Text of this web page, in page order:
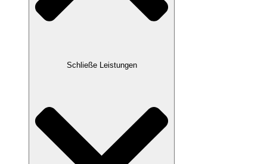
Schließe Leistungen